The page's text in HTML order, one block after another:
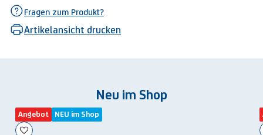
Fragen zum Produkt?
Artikelansicht drucken
Neu im Shop
Angebot NEU im Shop